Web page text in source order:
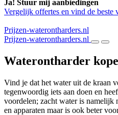
Ja! Stuur mij aanbiedingen
Vergelijk offertes en vind de beste
Prijzen-waterontharders.nl
Prijzen-waterontharders.nl
Waterontharder
Vind je dat het water uit de kraan
tegenwoordig iets aan doen en
voordelen; zacht water is namelijk
en apparaten maar is ook beter